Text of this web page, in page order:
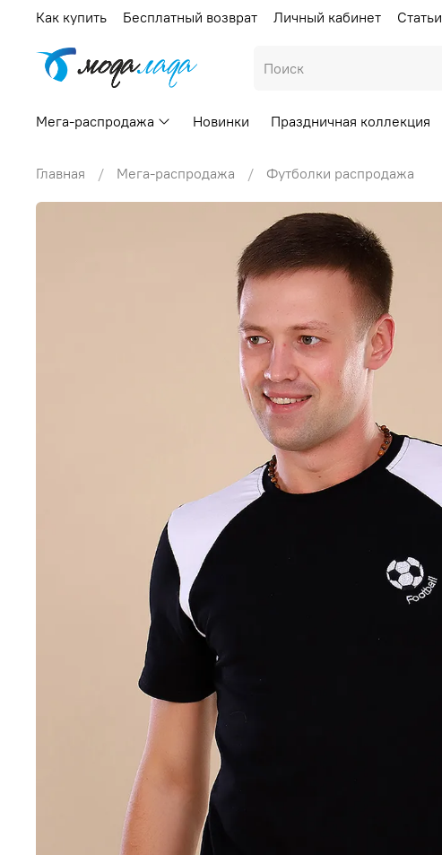
Как купить Бесплатный возврат Личный кабинет Статьи
Мега-распродажа Новинки Праздничная коллекция
Главная Мега-распродажа Футболки распродажа